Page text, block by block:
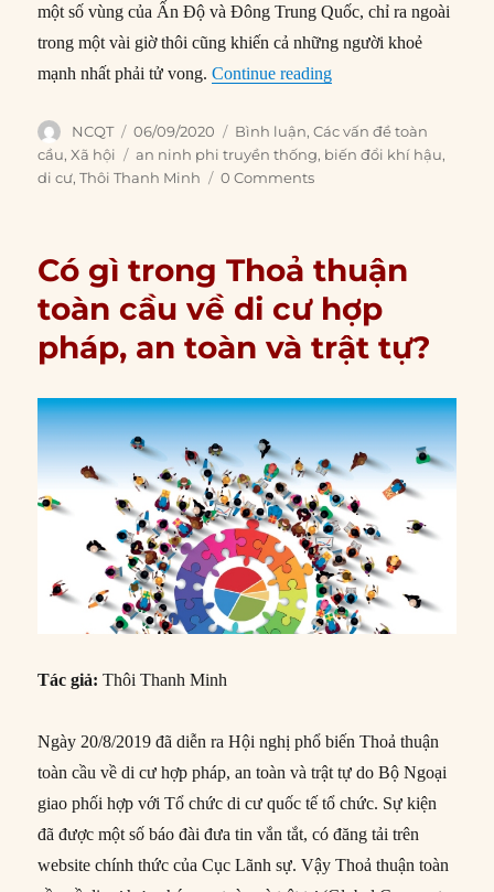
một số vùng của Ấn Độ và Đông Trung Quốc, chỉ ra ngoài
trong một vài giờ thôi cũng khiến cả những người khoẻ
mạnh nhất phải tử vong.Continue reading“Cuộc đại di cư vì
Author
NCQT
Posted
on
06/09/2020 Categories
Bình luận,Các vấn đề toàn
cầu,Xã hội Tags
an ninh phi truyền thống, biến đổi khí hậu,
di cư,Thôi Thanh Minh 0 Comments
Có gì trong Thoả thuận
toàn cầu về di cư hợp
pháp, an toàn và trật tự?
Tác giả: Thôi Thanh Minh
Ngày 20/8/2019 đã diễn ra Hội nghị phổ biến Thoả thuận
toàn cầu về di cư hợp pháp, an toàn và trật tự do Bộ Ngoại
giao phối hợp với Tổ chức di cư quốc tế tổ chức. Sự kiện
đã được một số báo đài đưa tin vắn tắt, có đăng tải trên
website chính thức của Cục Lãnh sự. Vậy Thoả thuận toàn